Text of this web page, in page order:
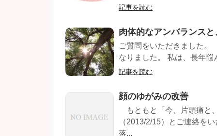
記事を読む
肉体的なアンバランス
ご質問をいただきました。
なりました。 私は、長年
記事を読む
顔のゆがみの改善
もともと「今、片頭痛と
（2013/2/15）とご連絡を
落...